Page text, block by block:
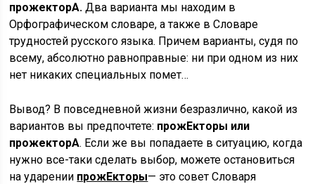
прожекторА.Два варианта мы находим в
Орфографическом словаре, а также в Словаре
трудностей русского языка. Причем варианты, судя по
всему, абсолютно равноправные: ни при одном из них
нет никаких специальных помет…
Вывод? В повседневной жизни безразлично, какой из
вариантов вы предпочтете: прожЕкторы или
прожекторА. Если же вы попадаете в ситуацию, когда
нужно все-таки сделать выбор, можете остановиться
на ударении прожЕкторы— это совет Словаря